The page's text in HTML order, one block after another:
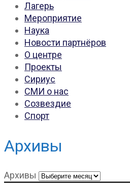
Лагерь
Мероприятие
Наука
Новости партнёров
О центре
Проекты
Сириус
СМИ о нас
Созвездие
Спорт
Архивы
Архивы